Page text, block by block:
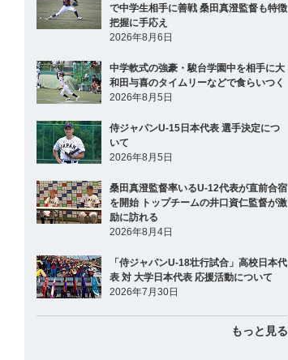
で中学生相手に善戦 桑田真澄監督も特徴
把握に手応え
2026年8月6日
中学軟式の強豪・駿台学園中を相手に大
和田与喜のタイムリーなどで食らいつく
2026年8月5日
侍ジャパンU-15日本代表 選手決定につ
いて
2026年8月5日
桑田真澄監督率いるU-12代表が直前合宿
を開始 トップチームの井口資仁監督が激
励に訪れる
2026年8月4日
「侍ジャパンU-18壮行試合」高校日本代
表 対 大学日本代表 応援活動について
2026年7月30日
もっと見る